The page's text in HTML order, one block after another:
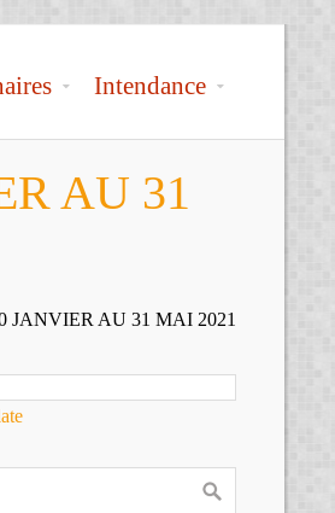
Intendance
AU 31
JANVIER AU 31 MAI 2021